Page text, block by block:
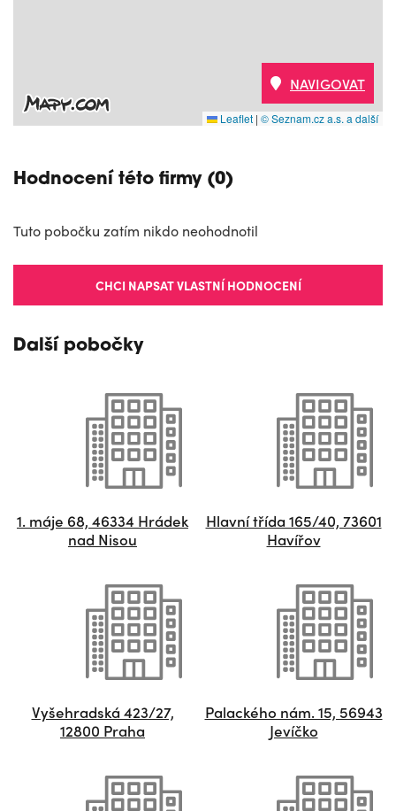
Leaflet | © Seznam.cz a.s. a další
NAVIGOVAT
Hodnocení této firmy (0)
Tuto pobočku zatím nikdo neohodnotil
CHCI NAPSAT VLASTNÍ HODNOCENÍ
Další pobočky
1. máje 68, 46334 Hrádek
nad Nisou
Hlavní třída 165/40, 73601
Havířov
Vyšehradská 423/27,
12800 Praha
Palackého nám. 15, 56943
Jevíčko